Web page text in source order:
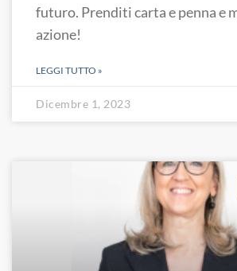
futuro. Prenditi carta e penna e
azione!
LEGGI TUTTO »
Dicembre 1, 2023